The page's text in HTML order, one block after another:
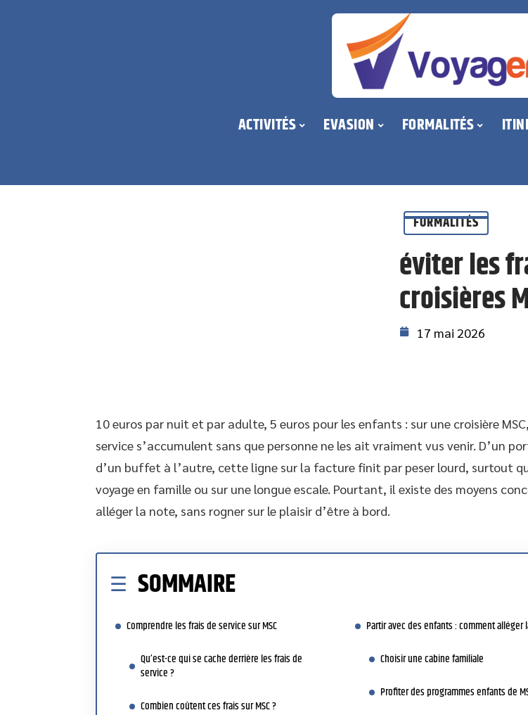
ACTIVITÉS EVASION FORMALITÉS
FORMALITÉS
éviter les
croisières
17 mai 2026
10 euros par nuit et par adulte, 5 euros pour les enfants : sur une croisière
service s’accumulent sans que personne ne les ait vraiment vus venir. D’un
d’un buffet à l’autre, cette ligne sur la facture finit par peser lourd, surtout
voyage en famille ou sur une longue escale. Pourtant, il existe des moyens
alléger la note, sans rogner sur le plaisir d’être à bord.
SOMMAIRE
Comprendre les frais de service sur MSC
Qu’est-ce qui se cache derrière les frais de
service ?
Combien coûtent ces frais sur MSC ?
Partir avec des enfants : comment alléger
Choisir une cabine familiale
Profiter des programmes enfants de